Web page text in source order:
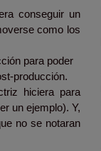
conseguir un
como los
para poder
producción.
hiciera para
un ejemplo). Y,
no se notaran